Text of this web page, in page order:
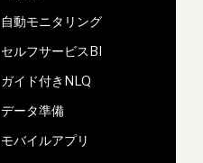
自動モニタリング
セルフサービスBI
ガイド付きNLQ
データ準備
モバイルアプリ